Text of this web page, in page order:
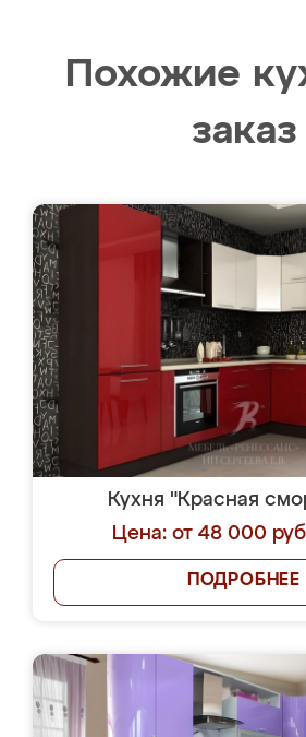
Похожие
заказ
Кухня "Красная
Цена: от 48 000
ПОДРОБНЕЕ